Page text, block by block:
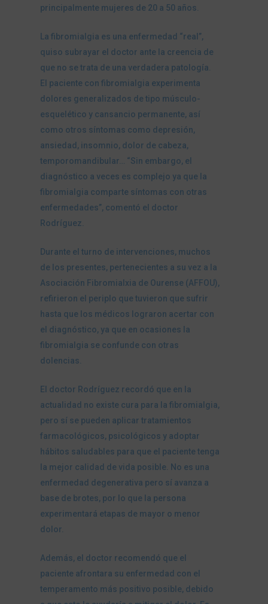
principalmente mujeres de 20 a 50 años.
La fibromialgia es una enfermedad “real”,
quiso subrayar el doctor ante la creencia de
que no se trata de una verdadera patología.
El paciente con fibromialgia experimenta
dolores generalizados de tipo músculo-
esquelético y cansancio permanente, así
como otros síntomas como depresión,
ansiedad, insomnio, dolor de cabeza,
temporomandibular… “Sin embargo, el
diagnóstico a veces es complejo ya que la
fibromialgia comparte síntomas con otras
enfermedades”, comentó el doctor
Rodríguez.
Durante el turno de intervenciones, muchos
de los presentes, pertenecientes a su vez a la
Asociación Fibromialxia de Ourense (AFFOU),
refirieron el periplo que tuvieron que sufrir
hasta que los médicos lograron acertar con
el diagnóstico, ya que en ocasiones la
fibromialgia se confunde con otras
dolencias.
El doctor Rodríguez recordó que en la
actualidad no existe cura para la fibromialgia,
pero sí se pueden aplicar tratamientos
farmacológicos, psicológicos y adoptar
hábitos saludables para que el paciente tenga
la mejor calidad de vida posible. No es una
enfermedad degenerativa pero sí avanza a
base de brotes, por lo que la persona
experimentará etapas de mayor o menor
dolor.
Además, el doctor recomendó que el
paciente afrontara su enfermedad con el
temperamento más positivo posible, debido